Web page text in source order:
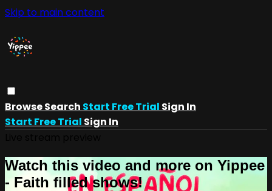
Skip to main content
BrowseSearch Start Free Trial Sign In
Start Free Trial Sign In
Watch this video and more on Yippee
- Faith filled shows!